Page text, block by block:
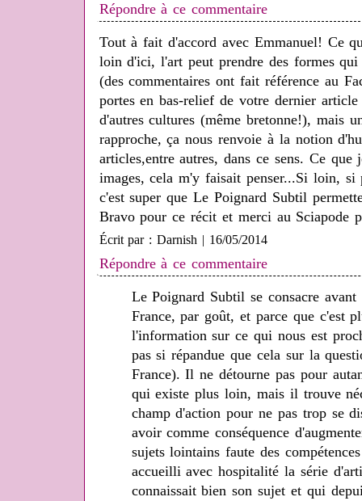
Répondre à ce commentaire
Tout à fait d'accord avec Emmanuel! Ce
loin d'ici, l'art peut prendre des formes qui
(des commentaires ont fait référence au
portes en bas-relief de votre dernier
d'autres cultures (même bretonne!), mais
rapproche, ça nous renvoie à la notion
articles,entre autres, dans ce sens. Ce
images, cela m'y faisait penser...Si loin, si
c'est super que Le Poignard Subtil
Bravo pour ce récit et merci au Sciapode
Écrit par : Darnish | 16/05/2014
Répondre à ce commentaire
Le Poignard Subtil se consacre
France, par goût, et parce que c'est
l'information sur ce qui nous est
pas si répandue que cela sur la
France). Il ne détourne pas pour
qui existe plus loin, mais il trouve
champ d'action pour ne pas trop se
avoir comme conséquence
sujets lointains faute des
accueilli avec hospitalité la série
connaissait bien son sujet et qui